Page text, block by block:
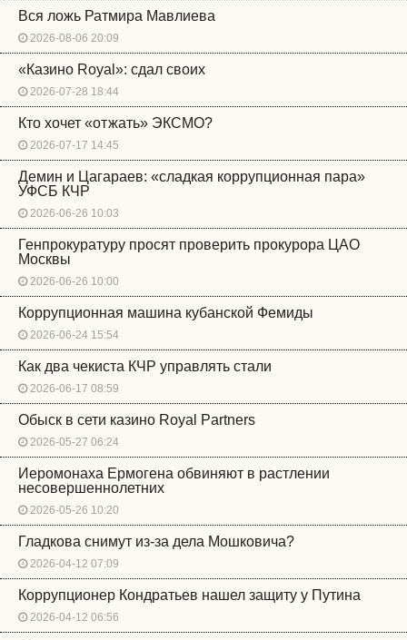
Вся ложь Ратмира Мавлиева
2026-08-06 20:09
«Казино Royal»: сдал своих
2026-07-28 18:44
Кто хочет «отжать» ЭКСМО?
2026-07-17 14:45
Демин и Цагараев: «сладкая коррупционная пара»
УФСБ КЧР
2026-06-26 10:03
Генпрокуратуру просят проверить прокурора ЦАО
Москвы
2026-06-26 10:00
Коррупционная машина кубанской Фемиды
2026-06-24 15:54
Как два чекиста КЧР управлять стали
2026-06-17 08:59
Обыск в сети казино Royal Partners
2026-05-27 06:24
Иеромонаха Ермогена обвиняют в растлении
несовершеннолетних
2026-05-26 10:20
Гладкова снимут из-за дела Мошковича?
2026-04-12 07:09
Коррупционер Кондратьев нашел защиту у Путина
2026-04-12 06:56